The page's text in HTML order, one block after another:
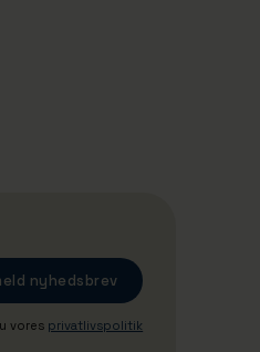
vores privatlivspolitik